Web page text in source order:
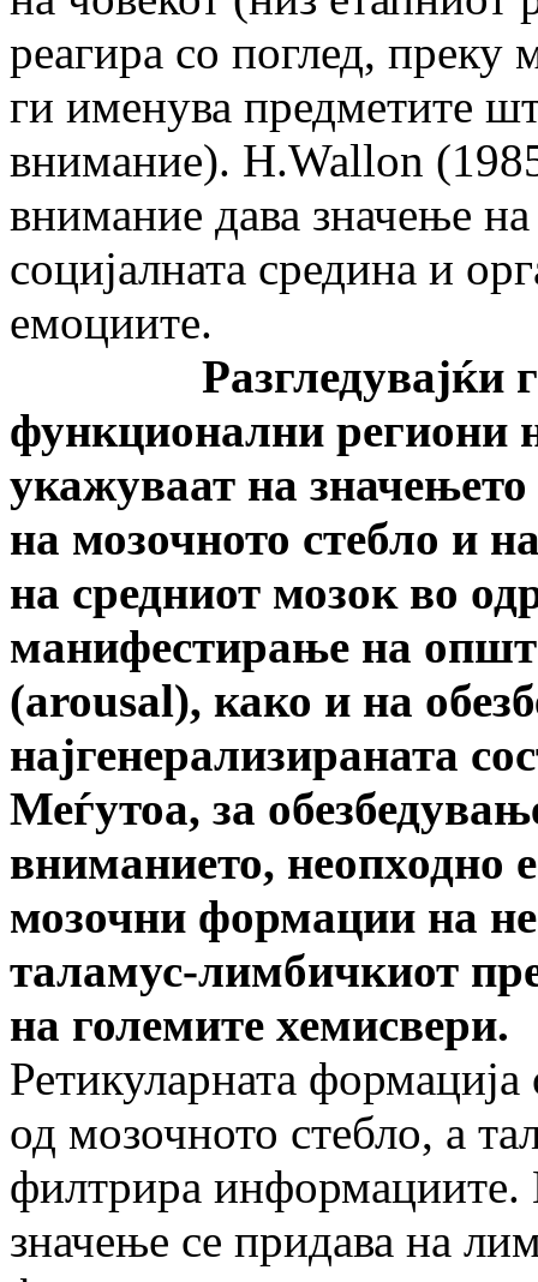
реагира со поглед, преку
ги именува предметите
внимание). H.Wallon
внимание дава значење
социјалната средина и
емоциите.
Разгледувајќи го
функционални региони
укажуваат на
на мозочното стебло и
на средниот мозок во
манифестирање на
(arousal), како и на
најгенерализираната
Меѓутоа, за
вниманието, неопходно
мозочни формации на
таламус-лимбичкиот
на големите хемисвери.
Ретикуларната
од мозочното стебло, а
филтрира информациите.
значење се придава на